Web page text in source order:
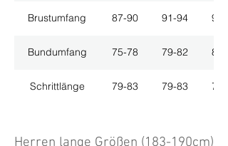
Brustumfang 87-90 91-94 95-
Bundumfang 75-78 79-82 83-
Schrittlänge 79-83 79-83 79-
Herren lange Größen (183-190cm)